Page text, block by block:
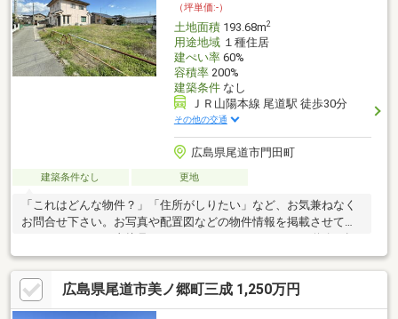
（坪単価:-）
土地面積193.68m2
用途地域１種住居
建ぺい率60%
容積率200%
建築条件なし
ＪＲ山陽本線 尾道駅 徒歩30分
その他の交通
広島県尾道市門田町
建築条件なし 更地
「これはどんな物件？」「住所がしりたい」など、お気兼ねなく
お問合せ下さい。お写真や配置図などの物件情報を掲載させて頂
や土地の形状、スーパーまでの距離などなど、特に中古物件は・
収納位置や陽当たりなど、現地を見てみないとわからないことが
たくさん！ スマートフォンで物件を撮影いただくことも可能です
【なんでもご相談ください】・家を買うにはどのくらい期間と費
広島県尾道市美ノ郷町三成 1,250万円